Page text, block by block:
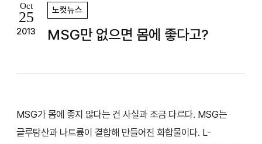
Oct
25
2013
노컷뉴스
MSG만 없으면 몸에 좋다고?
MSG가 몸에 좋지 않다는 건 사실과 조금 다르다. MSG는
글루탐산과 나트륨이 결합해 만들어진 화합물이다. L-